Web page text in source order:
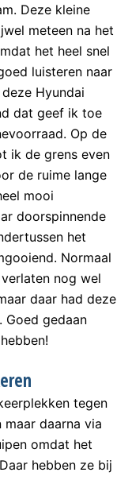
Deze kleine
meteen na het
het heel snel
luisteren naar
Hyundai
dat geef ik toe
Op de
ik de grens even
de ruime lange
mooi
doorspinnende
het
Normaal
nog wel
daar had deze
Goed gedaan
tegen
daarna via
omdat het
hebben ze bij